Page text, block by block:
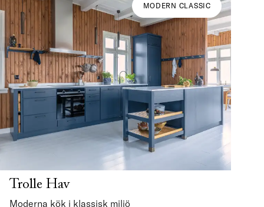
MODERN CLASSIC
Trolle Hav
Moderna kök i klassisk miljö